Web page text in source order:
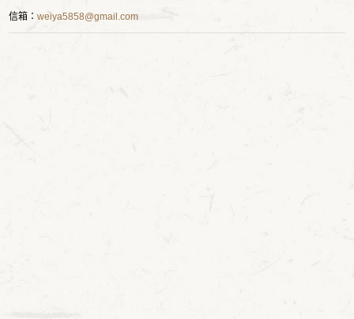
信箱：weiya5858@gmail.com